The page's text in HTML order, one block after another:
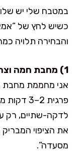
במטבח שלי יש
כשיש לחץ של “אמא
והבחירה תלויה
1) מחבת חמה וצריבה קצרה
אני מחממת מחבת
פרגית
לדקה-שתיים, רק
את הציפוי
מסעדה”.